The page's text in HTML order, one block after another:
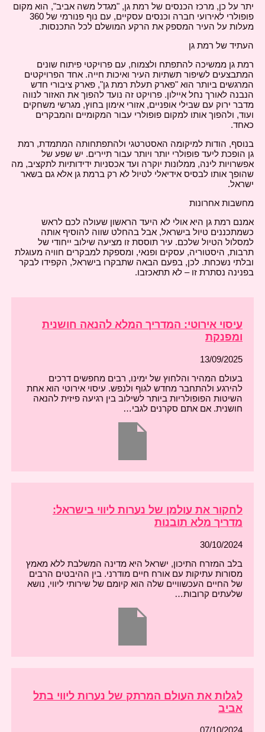
יתר על כן, מרכז הכנסים של רמת גן, "מגדל משה אביב", הוא מקום
פופולרי לאירועי חברה וכנסים עסקיים, עם נוף פנורמי של 360
מעלות על העיר המספק את הרקע המושלם לכל התכנסות.
העתיד של רמת גן
רמת גן ממשיכה להתפתח ולצמוח, עם פרויקטי פיתוח שונים
המתבצעים לשיפור תשתיות העיר ואיכות חייה. אחד הפרויקטים
המרגשים ביותר הוא "פארק תעלת רמת גן", פארק ציבורי חדש
הנבנה לאורך נחל איילון. פרויקט זה נועד להפוך את האזור לנווה
מדבר ירוק עם שבילי אופניים, אזורי אימון בחוץ, מגרשי משחקים
ועוד, ולהפוך אותו למקום פופולרי עבור המקומיים והמבקרים
כאחד.
בנוסף, הודות למיקומה האסטרטגי ולהתפתחותה המתמדת, רמת
גן הופכת ליעד פופולרי יותר ויותר עבור תיירים. יש שפע של
אפשרויות לינה, ממלונות יוקרה ועד אכסניות ידידותיות לתקציב, מה
שהופך אותו לבסיס אידיאלי לטיול לא רק ברמת גן אלא גם בשאר
ישראל.
מחשבות אחרונות
אמנם רמת גן היא אולי לא היעד הראשון שעולה לכם לראש
כשמתכננים טיול בישראל, אבל בהחלט שווה להוסיף אותה
למסלול הטיול שלכם. עיר תוססת זו מציעה שילוב ייחודי של
תרבות, היסטוריה, עסקים ופנאי, ומספקת למבקרים חוויה מעוגלת
ובלתי נשכחת. לכן, בפעם הבאה שתבקרו בישראל, הקפידו לבקר
בפנינה נסתרת זו – לא תתאכזבו.
עיסוי אירוטי: המדריך המלא להנאה חושנית
ומפנקת
13/09/2025
בעולם המהיר והלחוץ של ימינו, רבים מחפשים דרכים
להירגע ולהתחבר מחדש לגוף ולנפש. עיסוי אירוטי הוא אחת
השיטות הפופולריות ביותר לשילוב בין רגיעה פיזית להנאה
חושנית. אם אתם סקרנים לגבי…
לחקור את עולמן של נערות ליווי בישראל:
מדריך מלא תובנות
30/10/2024
בלב המזרח התיכון, ישראל היא מדינה המשלבת ללא מאמץ
מסורות עתיקות עם אורח חיים מודרני. בין ההיבטים הרבים
של החיים העכשוויים שלה הוא קיומם של שירותי ליווי, נושא
שלעתים קרובות…
לגלות את העולם המרתק של נערות ליווי בתל
אביב
07/10/2024